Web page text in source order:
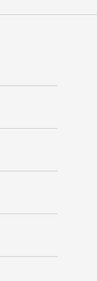
。
ケーション識
スに保存しま
ントします。
mm）
検証。
。